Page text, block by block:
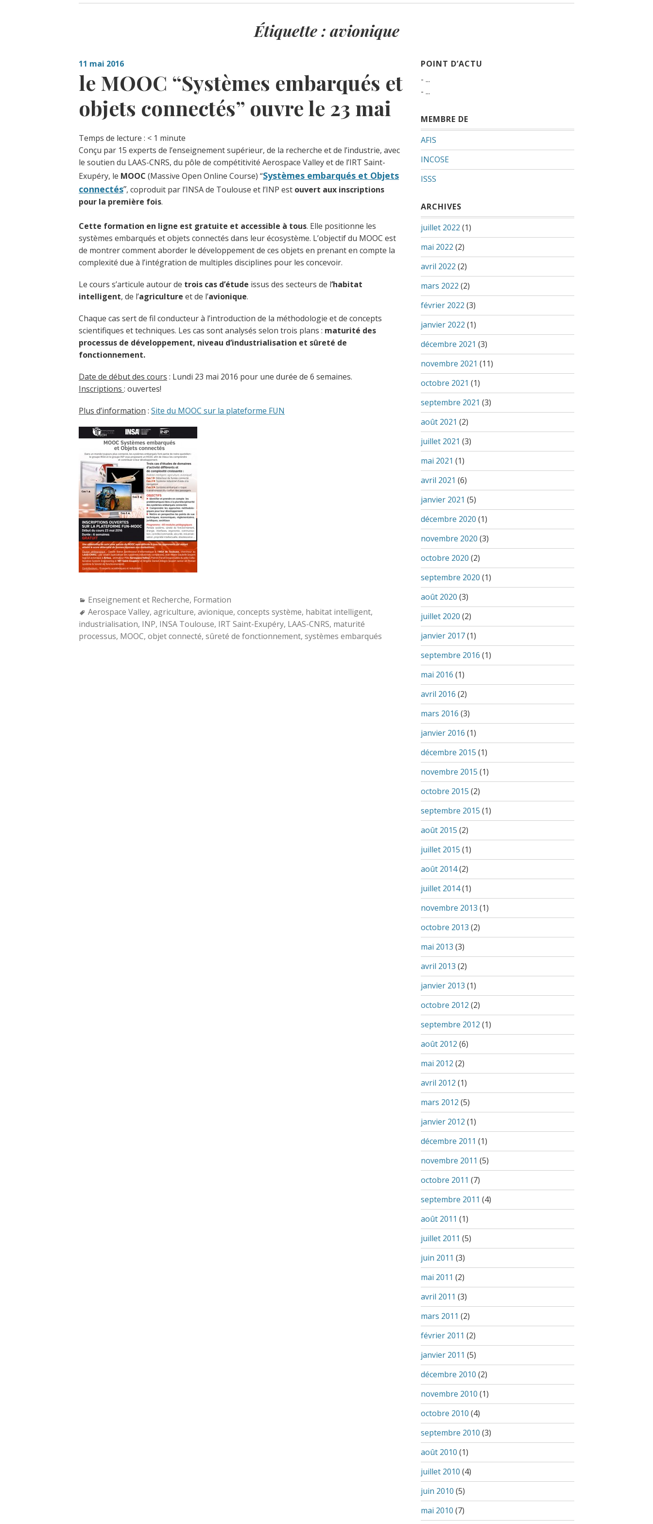
Étiquette : avionique
11 mai 2016
le MOOC “Systèmes embarqués et
objets connectés” ouvre le 23 mai
Temps de lecture : < 1 minute
Conçu par 15 experts de l’enseignement supérieur, de la recherche et de l’industrie, avec
le soutien du LAAS-CNRS, du pôle de compétitivité Aerospace Valley et de l’IRT Saint-
Exupéry, le MOOC (Massive Open Online Course) “Systèmes embarqués et Objets
connectés”, coproduit par l’INSA de Toulouse et l’INP est ouvert aux inscriptions
pour la première fois.
Cette formation en ligne est gratuite et accessible à tous. Elle positionne les
systèmes embarqués et objets connectés dans leur écosystème. L’objectif du MOOC est
de montrer comment aborder le développement de ces objets en prenant en compte la
complexité due à l’intégration de multiples disciplines pour les concevoir.
Le cours s’articule autour de trois cas d’étude issus des secteurs de l’habitat
intelligent, de l’agriculture et de l’avionique.
Chaque cas sert de fil conducteur à l’introduction de la méthodologie et de concepts
scientifiques et techniques. Les cas sont analysés selon trois plans : maturité des
processus de développement, niveau d’industrialisation et sûreté de
fonctionnement.
Date de début des cours : Lundi 23 mai 2016 pour une durée de 6 semaines.
Inscriptions : ouvertes!
Plus d’information : Site du MOOC sur la plateforme FUN
Categories:
Enseignement et Recherche, Formation
Tags:
Aerospace Valley, agriculture, avionique, concepts système, habitat intelligent,
industrialisation, INP, INSA Toulouse, IRT Saint-Exupéry, LAAS-CNRS, maturité
processus, MOOC, objet connecté, sûreté de fonctionnement, systèmes embarqués
POINT D’ACTU
- ...
- ...
MEMBRE DE
AFIS
INCOSE
ISSS
ARCHIVES
juillet 2022 (1)
mai 2022 (2)
avril 2022 (2)
mars 2022 (2)
février 2022 (3)
janvier 2022 (1)
décembre 2021 (3)
novembre 2021 (11)
octobre 2021 (1)
septembre 2021 (3)
août 2021 (2)
juillet 2021 (3)
mai 2021 (1)
avril 2021 (6)
janvier 2021 (5)
décembre 2020 (1)
novembre 2020 (3)
octobre 2020 (2)
septembre 2020 (1)
août 2020 (3)
juillet 2020 (2)
janvier 2017(1)
septembre 2016 (1)
mai 2016 (1)
avril 2016 (2)
mars 2016 (3)
janvier 2016 (1)
décembre 2015 (1)
novembre 2015 (1)
octobre 2015 (2)
septembre 2015 (1)
août 2015 (2)
juillet 2015 (1)
août 2014(2)
juillet 2014(1)
novembre 2013 (1)
octobre 2013 (2)
mai 2013 (3)
avril 2013 (2)
janvier 2013 (1)
octobre 2012 (2)
septembre 2012 (1)
août 2012 (6)
mai 2012 (2)
avril 2012 (1)
mars 2012 (5)
janvier 2012 (1)
décembre 2011 (1)
novembre 2011 (5)
octobre 2011 (7)
septembre 2011 (4)
août 2011 (1)
juillet 2011 (5)
juin 2011 (3)
mai 2011 (2)
avril 2011 (3)
mars 2011 (2)
février 2011 (2)
janvier 2011 (5)
décembre 2010 (2)
novembre 2010 (1)
octobre 2010 (4)
septembre 2010 (3)
août 2010 (1)
juillet 2010 (4)
juin 2010 (5)
mai 2010 (7)